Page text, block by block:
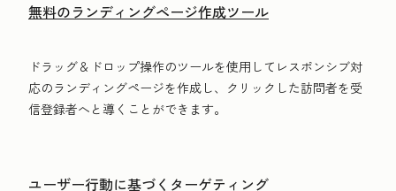
無料のランディングページ作成ツール
ドラッグ＆ドロップ操作のツールを使用してレスポンシブ対
応のランディングページを作成し、クリックした訪問者を受
信登録者へと導くことができます。
ユーザー行動に基づくターゲティング